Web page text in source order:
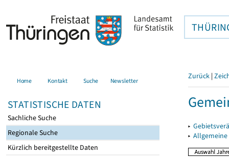
Home Kontakt Suche Newsletter
STATISTISCHE DATEN
Sachliche Suche
Regionale Suche
Kürzlich bereitgestellte Daten
Zurück |
▸
▸